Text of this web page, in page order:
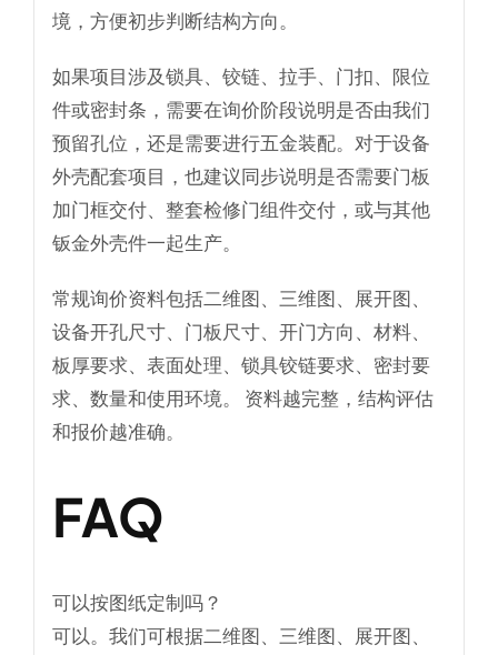
境，方便初步判断结构方向。
如果项目涉及锁具、铰链、拉手、门扣、限位
件或密封条，需要在询价阶段说明是否由我们
预留孔位，还是需要进行五金装配。对于设备
外壳配套项目，也建议同步说明是否需要门板
加门框交付、整套检修门组件交付，或与其他
钣金外壳件一起生产。
常规询价资料包括二维图、三维图、展开图、
设备开孔尺寸、门板尺寸、开门方向、材料、
板厚要求、表面处理、锁具铰链要求、密封要
求、数量和使用环境。 资料越完整，结构评估
和报价越准确。
FAQ
可以按图纸定制吗？
可以。我们可根据二维图、三维图、展开图、